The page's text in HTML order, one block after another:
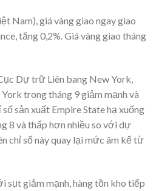
Nam), giá vàng giao ngay giao
tăng 0,2%. Giá vàng giao tháng
Dự trữ Liên bang New York,
trong tháng 9 giảm mạnh và
sản xuất Empire State hạ xuống
8 và thấp hơn nhiều so với dự
chỉ số này quay lại mức âm kể từ
sụt giảm mạnh, hàng tồn kho tiếp